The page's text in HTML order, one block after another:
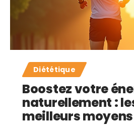
Diététique
Boostez votre
naturellement :
meilleurs moyens